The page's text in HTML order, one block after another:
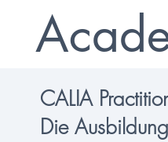
CALIA
Die Ausbildung